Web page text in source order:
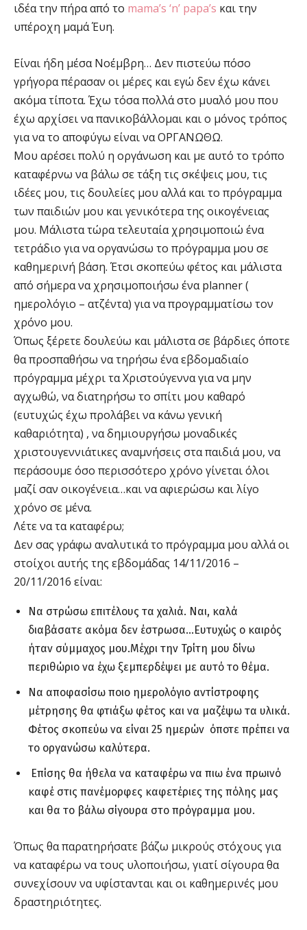
ιδέα την πήρα από το mama’s ‘n’ papa’s και την
υπέροχη μαμά Έυη.
Είναι ήδη μέσα Νοέμβρη… Δεν πιστεύω πόσο
γρήγορα πέρασαν οι μέρες και εγώ δεν έχω κάνει
ακόμα τίποτα. Έχω τόσα πολλά στο μυαλό μου που
έχω αρχίσει να πανικοβάλλομαι και ο μόνος τρόπος
για να το αποφύγω είναι να ΟΡΓΑΝΩΘΩ.
Μου αρέσει πολύ η οργάνωση και με αυτό το τρόπο
καταφέρνω να βάλω σε τάξη τις σκέψεις μου, τις
ιδέες μου, τις δουλείες μου αλλά και το πρόγραμμα
των παιδιών μου και γενικότερα της οικογένειας
μου. Μάλιστα τώρα τελευταία χρησιμοποιώ ένα
τετράδιο για να οργανώσω το πρόγραμμα μου σε
καθημερινή βάση. Έτσι σκοπεύω φέτος και μάλιστα
από σήμερα να χρησιμοποιήσω ένα planner (
ημερολόγιο – ατζέντα) για να προγραμματίσω τον
χρόνο μου.
Όπως ξέρετε δουλεύω και μάλιστα σε βάρδιες όποτε
θα προσπαθήσω να τηρήσω ένα εβδομαδιαίο
πρόγραμμα μέχρι τα Χριστούγεννα για να μην
αγχωθώ, να διατηρήσω το σπίτι μου καθαρό
(ευτυχώς έχω προλάβει να κάνω γενική
καθαριότητα) , να δημιουργήσω μοναδικές
χριστουγεννιάτικες αναμνήσεις στα παιδιά μου, να
περάσουμε όσο περισσότερο χρόνο γίνεται όλοι
μαζί σαν οικογένεια…και να αφιερώσω και λίγο
χρόνο σε μένα.
Λέτε να τα καταφέρω;
Δεν σας γράφω αναλυτικά το πρόγραμμα μου αλλά οι
στοίχοι αυτής της εβδομάδας 14/11/2016 –
20/11/2016 είναι:
Να στρώσω επιτέλους τα χαλιά. Ναι, καλά
διαβάσατε ακόμα δεν έστρωσα…Ευτυχώς ο καιρός
ήταν σύμμαχος μου.Μέχρι την Τρίτη μου δίνω
περιθώριο να έχω ξεμπερδέψει με αυτό το θέμα.
Να αποφασίσω ποιο ημερολόγιο αντίστροφης
μέτρησης θα φτιάξω φέτος και να μαζέψω τα υλικά.
Φέτος σκοπεύω να είναι 25 ημερών όποτε πρέπει να
το οργανώσω καλύτερα.
Επίσης θα ήθελα να καταφέρω να πιω ένα πρωινό
καφέ στις πανέμορφες καφετέριες της πόλης μας
και θα το βάλω σίγουρα στο πρόγραμμα μου.
Όπως θα παρατηρήσατε βάζω μικρούς στόχους για
να καταφέρω να τους υλοποιήσω, γιατί σίγουρα θα
συνεχίσουν να υφίστανται και οι καθημερινές μου
δραστηριότητες.